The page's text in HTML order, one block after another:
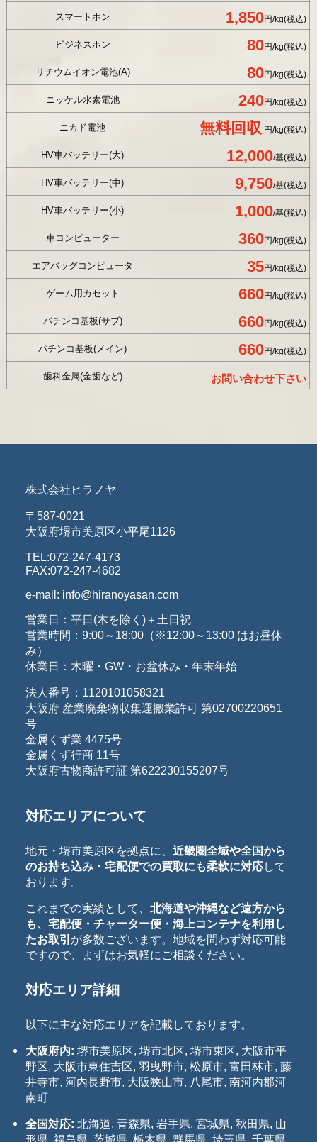
スマートホン 1,850円/kg(税込)
ビジネスホン 80円/kg(税込)
リチウムイオン電池(A) 80円/kg(税込)
ニッケル水素電池 240円/kg(税込)
ニカド電池 無料回収 円/kg(税込)
HV車バッテリー(大) 12,000/基(税込)
HV車バッテリー(中) 9,750/基(税込)
HV車バッテリー(小) 1,000/基(税込)
車コンピューター 360円/kg(税込)
エアバッグコンピュータ 35円/kg(税込)
ゲーム用カセット 660円/kg(税込)
パチンコ基板(サブ) 660円/kg(税込)
パチンコ基板(メイン) 660円/kg(税込)
歯科金属(金歯など) お問い合わせ下さい
株式会社ヒラノヤ
〒587-0021
大阪府堺市美原区小平尾1126
TEL:072-247-4173
FAX:072-247-4682
e-mail: info@hiranoyasan.com
営業日：平日(木を除く)＋土日祝
営業時間：9:00～18:00（※12:00～13:00 はお昼休
み）
休業日：木曜・GW・お盆休み・年末年始
法人番号：1120101058321
大阪府 産業廃棄物収集運搬業許可 第02700220651
号
金属くず業 4475号
金属くず行商 11号
大阪府古物商許可証 第622230155207号
対応エリアについて
地元・堺市美原区を拠点に、 近畿圏全域や全国から
のお持ち込み・宅配便での買取にも柔軟に対応して
おります。
これまでの実績として、 北海道や沖縄など遠方から
も、宅配便・チャーター便・海上コンテナを利用し
たお取引 が多数ございます。地域を問わず対応可能
ですので、まずはお気軽にご相談ください。
対応エリア詳細
以下に主な対応エリアを記載しております。
大阪府内: 堺市美原区, 堺市北区, 堺市東区, 大阪市平
野区, 大阪市東住吉区, 羽曳野市, 松原市, 富田林市, 藤
井寺市, 河内長野市, 大阪狭山市, 八尾市, 南河内郡河
南町
全国対応: 北海道, 青森県, 岩手県, 宮城県, 秋田県, 山
形県, 福島県, 茨城県, 栃木県, 群馬県, 埼玉県, 千葉県,